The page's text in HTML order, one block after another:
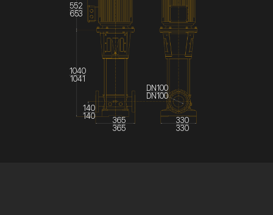
DN100
DN100
552
653
1040
1041
140
140
365
365
330
330